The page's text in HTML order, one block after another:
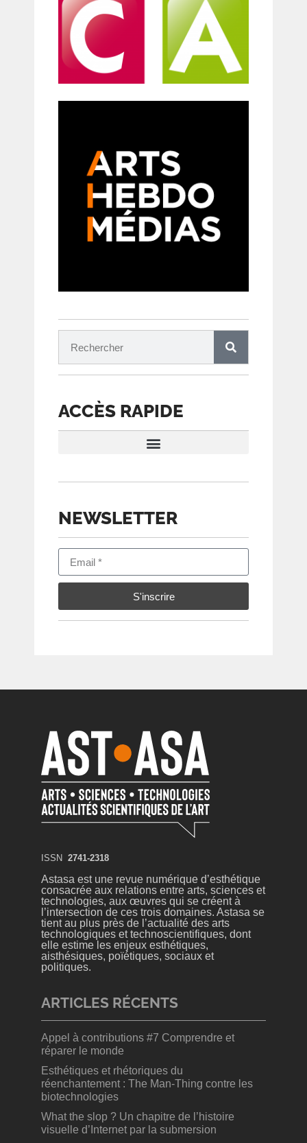
ACCÈS RAPIDE
NEWSLETTER
S'inscrire
ISSN 2741-2318
Astasa est une revue numérique d’esthétique
consacrée aux relations entre arts, sciences et
technologies, aux œuvres qui se créent à
l’intersection de ces trois domaines. Astasa se
tient au plus près de l’actualité des arts
technologiques et technoscientifiques, dont
elle estime les enjeux esthétiques,
aisthésiques, poïétiques, sociaux et
politiques.
ARTICLES RÉCENTS
Appel à contributions #7 Comprendre et
réparer le monde
Esthétiques et rhétoriques du
réenchantement : The Man-Thing contre les
biotechnologies
What the slop ? Un chapitre de l’histoire
visuelle d’Internet par la submersion